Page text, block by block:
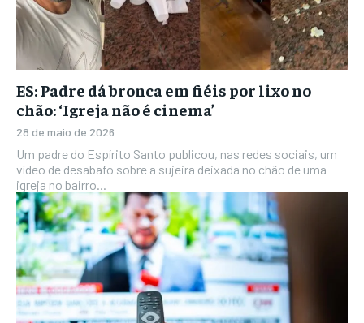
ES: Padre dá bronca em fiéis por lixo no
chão: ‘Igreja não é cinema’
28 de maio de 2026
Um padre do Espírito Santo publicou, nas redes sociais, um
vídeo de desabafo sobre a sujeira deixada no chão de uma
igreja no bairro...